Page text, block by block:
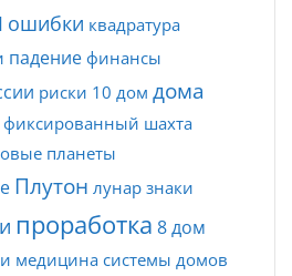
ошибки квадратура
падение финансы
риски 10 дом дома
фиксированный шахта
планеты
Плутон лунар знаки
проработка 8 дом
медицина системы домов